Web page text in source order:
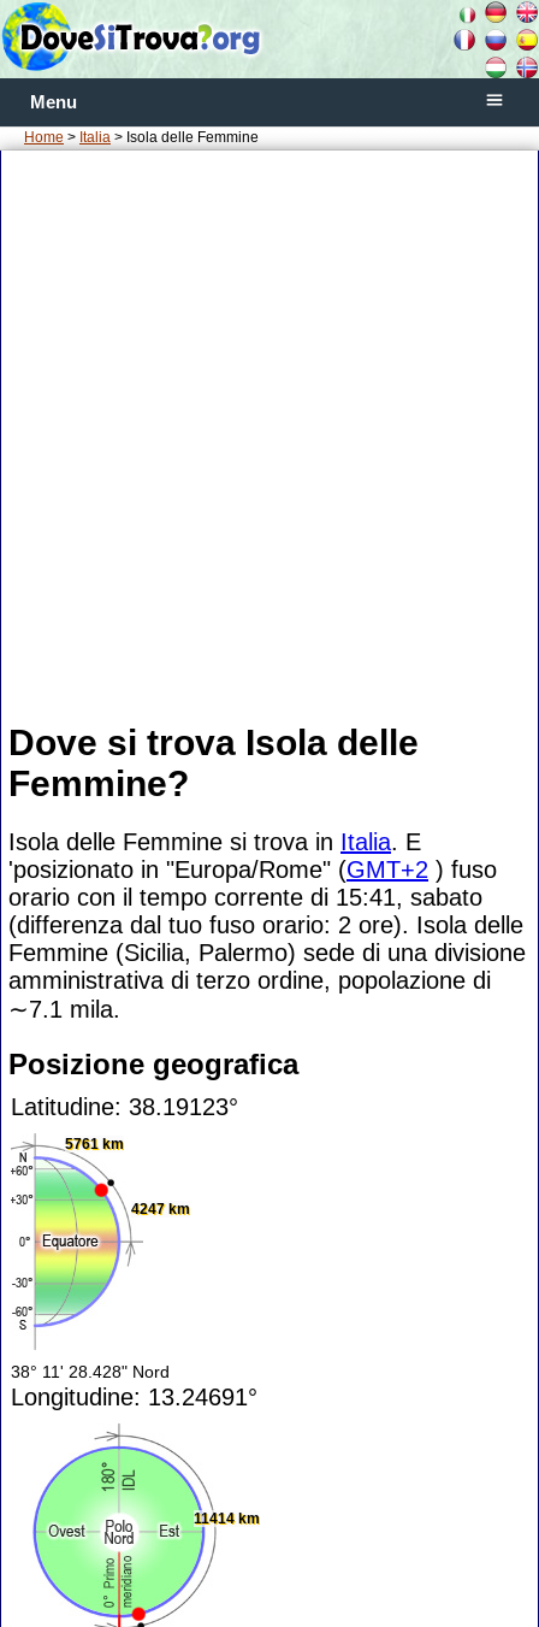
Menu
Home > Italia > Isola delle Femmine
Dove si trova Isola delle
Femmine?
Isola delle Femmine si trova in Italia. E
'posizionato in "Europa/Rome" (GMT+2 ) fuso
orario con il tempo corrente di 15:41, sabato
(differenza dal tuo fuso orario: 2 ore). Isola delle
Femmine (Sicilia, Palermo) sede di una divisione
amministrativa di terzo ordine, popolazione di
∼7.1 mila.
Posizione geografica
Latitudine: 38.19123°
5761 km
4247 km
38° 11' 28.428" Nord
Longitudine: 13.24691°
11414 km